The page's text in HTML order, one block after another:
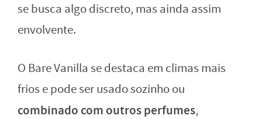
se busca algo discreto, mas ainda assim
envolvente.
O Bare Vanilla se destaca em climas mais
frios e pode ser usado sozinho ou
combinado com outros perfumes,